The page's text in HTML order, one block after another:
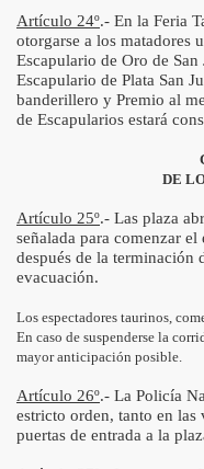
Artículo 24º.- En la Feria
otorgarse a los matadores
Escapulario de Oro de San
Escapulario de Plata San
banderillero y Premio al
de Escapularios estará
DE
Artículo 25º.- Las plaza
señalada para comenzar
después de la
evacuación.
Los espectadores taurinos,
En caso de suspenderse la
mayor anticipación posible.
Artículo 26º.- La Policía
estricto orden, tanto en
puertas de entrada a la